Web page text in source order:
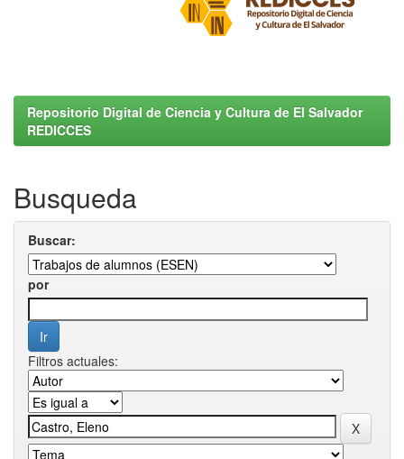
Repositorio Digital de Ciencia y Cultura de El Salvador
REDICCES
Busqueda
Buscar:
por
Filtros actuales: